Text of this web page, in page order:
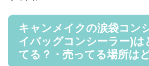
キャンメイクの涙袋コン
イバッグコンシーラー)は
てる？・売ってる場所は